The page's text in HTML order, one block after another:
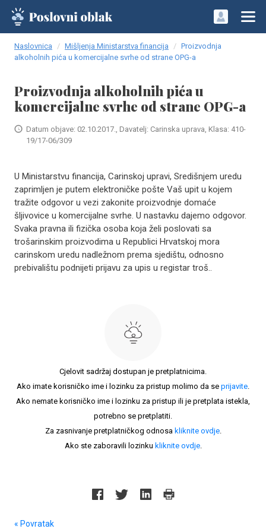
Naslovnica Mišljenja Ministarstva financija
Proizvodnja
alkoholnih pića u komercijalne svrhe od strane OPG-a
Proizvodnja alkoholnih pića u
komercijalne svrhe od strane OPG-a
Datum objave: 02.10.2017., Davatelj: Carinska uprava, Klasa: 410-
19/17-06/309
U Ministarstvu financija, Carinskoj upravi, Središnjem uredu
zaprimljen je putem elektroničke pošte Vaš upit u kojem
tražite odgovor u vezi zakonite proizvodnje domaće
šljivovice u komercijalne svrhe. U nastavku dajemo odgovor.
Svaka pravna ili fizička osoba koja želi poslovati sa
trošarinskim proizvodima u Republici Hrvatskoj mora
carinskom uredu nadležnom prema sjedištu, odnosno
prebivalištu podnijeti prijavu za upis u registar troš..
Cjelovit sadržaj dostupan je pretplatnicima.
Ako imate korisničko ime i lozinku za pristup molimo da se prijavite.
Ako nemate korisničko ime i lozinku za pristup ili je pretplata istekla,
potrebno se pretplatiti.
Za zasnivanje pretplatničkog odnosa kliknite ovdje.
Ako ste zaboravili lozinku kliknite ovdje.
« Povratak